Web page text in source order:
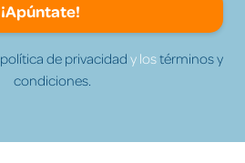
¡Apúntate!
política de privacidad y lostérminos y
condiciones.